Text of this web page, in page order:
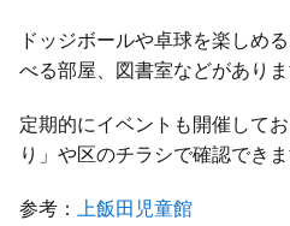
ドッジボールや卓球を楽しめ
べる部屋、図書室などがありま
定期的にイベントも開催して
り」や区のチラシで確認できま
参考： 上飯田児童館